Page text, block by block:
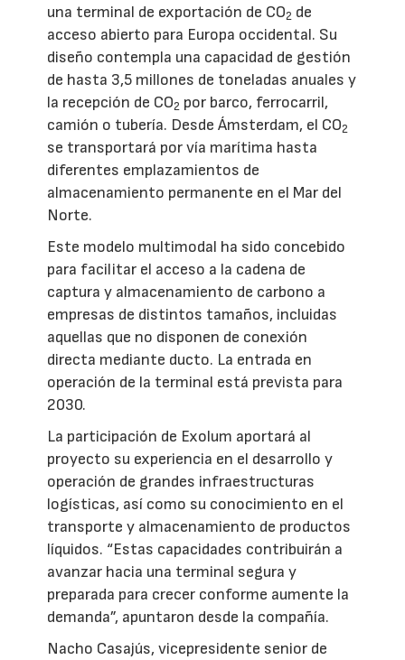
una terminal de exportación de CO2 de
acceso abierto para Europa occidental. Su
diseño contempla una capacidad de gestión
de hasta 3,5 millones de toneladas anuales y
la recepción de CO2 por barco, ferrocarril,
camión o tubería. Desde Ámsterdam, el CO2
se transportará por vía marítima hasta
diferentes emplazamientos de
almacenamiento permanente en el Mar del
Norte.
Este modelo multimodal ha sido concebido
para facilitar el acceso a la cadena de
captura y almacenamiento de carbono a
empresas de distintos tamaños, incluidas
aquellas que no disponen de conexión
directa mediante ducto. La entrada en
operación de la terminal está prevista para
2030.
La participación de Exolum aportará al
proyecto su experiencia en el desarrollo y
operación de grandes infraestructuras
logísticas, así como su conocimiento en el
transporte y almacenamiento de productos
líquidos. “Estas capacidades contribuirán a
avanzar hacia una terminal segura y
preparada para crecer conforme aumente la
demanda”, apuntaron desde la compañía.
Nacho Casajús, vicepresidente senior de